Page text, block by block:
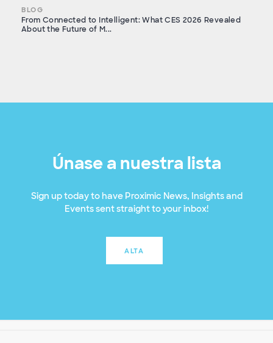
BLOG
From Connected to Intelligent: What CES 2026 Revealed
About the Future of M...
Únase a nuestra lista
Sign up today to have Proximic News, Insights and
Events sent straight to your inbox!
ALTA